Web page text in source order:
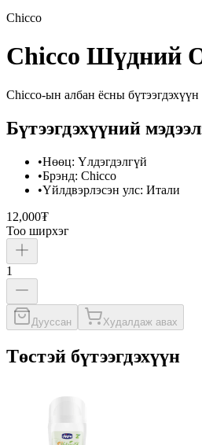
Chicco
Chicco Шүдний
Chicco-ын албан ёсны бүтээгдэхүүн
Бүтээгдэхүүний
•Нөөц: Үлдэгдэлгүй
•Брэнд: Chicco
•Үйлдвэрлэсэн улс: Итали
12,000₮
Тоо ширхэг
1
Дууссан Худалдаж авах
Төстэй бүтээгдэхүүн